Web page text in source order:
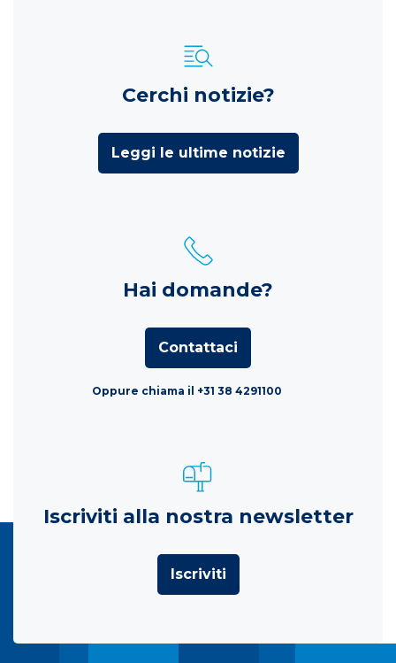
Cerchi notizie?
Leggi le ultime notizie
Hai domande?
Contattaci
Oppure chiama il +31 38 4291100
Iscriviti alla nostra newsletter
Iscriviti